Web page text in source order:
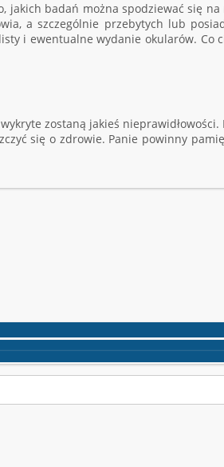
badań można spodziewać się
a szczególnie przebytych lub
i ewentualne wydanie okularów.
zostaną jakieś
się o zdrowie. Panie powinny